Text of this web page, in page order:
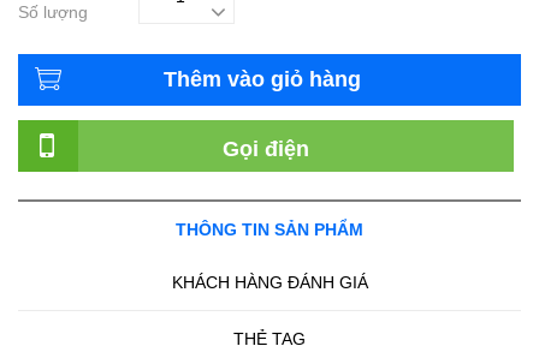
Số lượng
Thêm vào giỏ hàng
Gọi điện
THÔNG TIN SẢN PHẨM
KHÁCH HÀNG ĐÁNH GIÁ
THẺ TAG